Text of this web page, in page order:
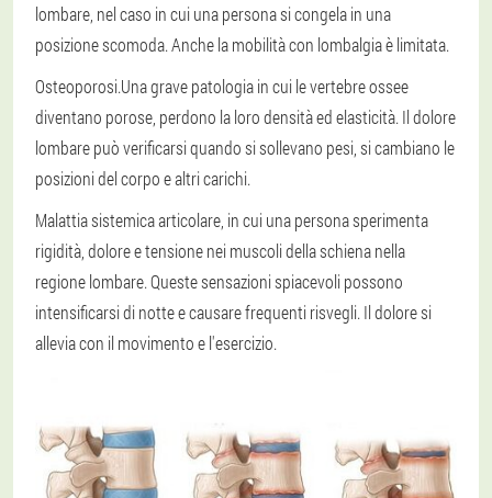
lombare, nel caso in cui una persona si congela in una
posizione scomoda. Anche la mobilità con lombalgia è limitata.
Osteoporosi.Una grave patologia in cui le vertebre ossee
diventano porose, perdono la loro densità ed elasticità. Il dolore
lombare può verificarsi quando si sollevano pesi, si cambiano le
posizioni del corpo e altri carichi.
Malattia sistemica articolare , in cui una persona sperimenta
rigidità, dolore e tensione nei muscoli della schiena nella
regione lombare. Queste sensazioni spiacevoli possono
intensificarsi di notte e causare frequenti risvegli. Il dolore si
allevia con il movimento e l'esercizio.